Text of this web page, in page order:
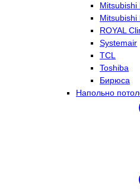
Mitsubishi
Mitsubishi
ROYAL
Systemair
TCL
Toshiba
Бирюса
Напольно